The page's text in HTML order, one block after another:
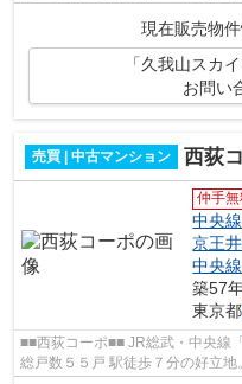
現在販売物
「久我山スカ
お問い
売買 | 中古マンション 西荻
仲手
中央線
京王
中央線
築57
東京都
■■西荻コーポ■■ JR総武・中央線「西荻窪」駅徒歩７分 昭和４４年４月完成
総戸数５５戸 駅徒歩７分の好立地。 耐震補強工事実施済み 管理体制良好